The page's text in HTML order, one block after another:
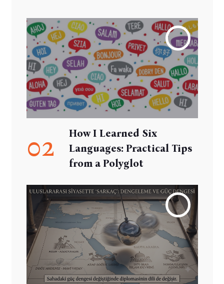
02
How I Learned Six
Languages: Practical Tips
from a Polyglot